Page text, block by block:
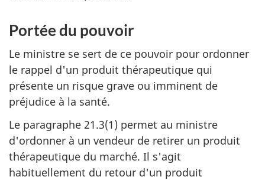
Portée du pouvoir
Le ministre se sert de ce pouvoir pour ordonner
le rappel d'un produit thérapeutique qui
présente un risque grave ou imminent de
préjudice à la santé.
Le paragraphe 21.3(1) permet au ministre
d'ordonner à un vendeur de retirer un produit
thérapeutique du marché. Il s'agit
habituellement du retour d'un produit